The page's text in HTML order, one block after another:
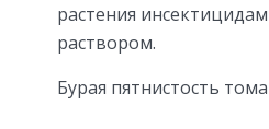
растения
раствором.
Бурая пятнистость